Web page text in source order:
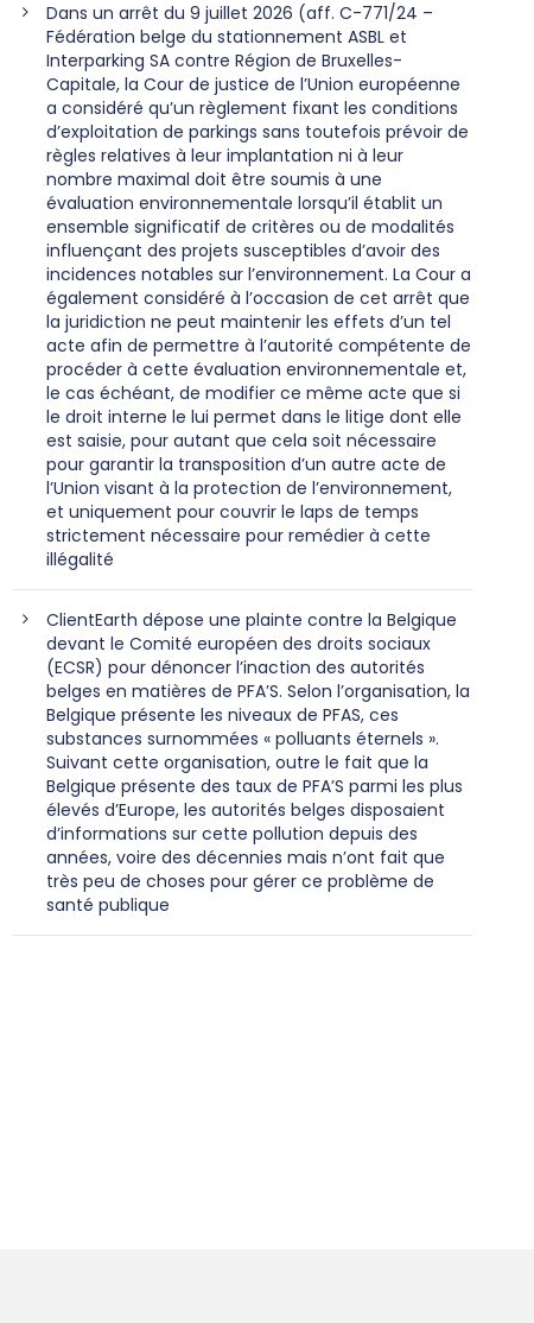
Dans un arrêt du 9 juillet 2026 (aff. C-771/24 –
Fédération belge du stationnement ASBL et
Interparking SA contre Région de Bruxelles-
Capitale, la Cour de justice de l’Union européenne
a considéré qu’un règlement fixant les conditions
d’exploitation de parkings sans toutefois prévoir de
règles relatives à leur implantation ni à leur
nombre maximal doit être soumis à une
évaluation environnementale lorsqu’il établit un
ensemble significatif de critères ou de modalités
influençant des projets susceptibles d’avoir des
incidences notables sur l’environnement. La Cour a
également considéré à l’occasion de cet arrêt que
la juridiction ne peut maintenir les effets d’un tel
acte afin de permettre à l’autorité compétente de
procéder à cette évaluation environnementale et,
le cas échéant, de modifier ce même acte que si
le droit interne le lui permet dans le litige dont elle
est saisie, pour autant que cela soit nécessaire
pour garantir la transposition d’un autre acte de
l’Union visant à la protection de l’environnement,
et uniquement pour couvrir le laps de temps
strictement nécessaire pour remédier à cette
illégalité
ClientEarth dépose une plainte contre la Belgique
devant le Comité européen des droits sociaux
(ECSR) pour dénoncer l’inaction des autorités
belges en matières de PFA’S. Selon l’organisation, la
Belgique présente les niveaux de PFAS, ces
substances surnommées « polluants éternels ».
Suivant cette organisation, outre le fait que la
Belgique présente des taux de PFA’S parmi les plus
élevés d’Europe, les autorités belges disposaient
d’informations sur cette pollution depuis des
années, voire des décennies mais n’ont fait que
très peu de choses pour gérer ce problème de
santé publique